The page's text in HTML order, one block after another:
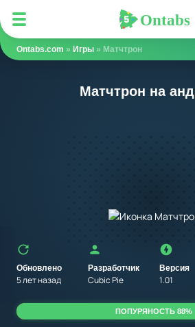
Ontabs
Ontabs.com » Игры » Матчтрон
Матчтрон на
Обновлено
5 лет назад
Разработчик
Cubic Pie
Версия
1.01
ПОПУРЯНОСТЬ 88%